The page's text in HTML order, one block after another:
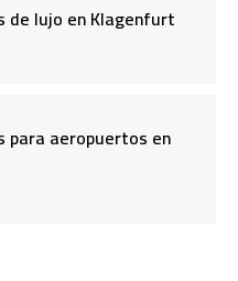
lujo en Klagenfurt
aeropuertos en